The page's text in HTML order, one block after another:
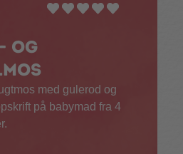
og
med gulerod og
på babymad fra 4